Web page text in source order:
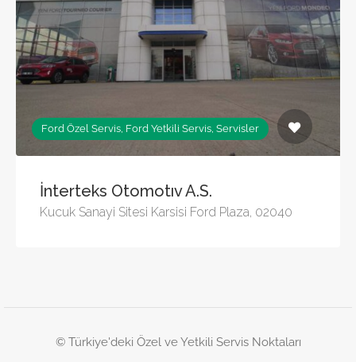
Ford Özel Servis, Ford Yetkili Servis, Servisler
İnterteks Otomotıv A.S.
Kucuk Sanayi Sitesi Karsisi Ford Plaza, 02040
© Türkiye'deki Özel ve Yetkili Servis Noktaları